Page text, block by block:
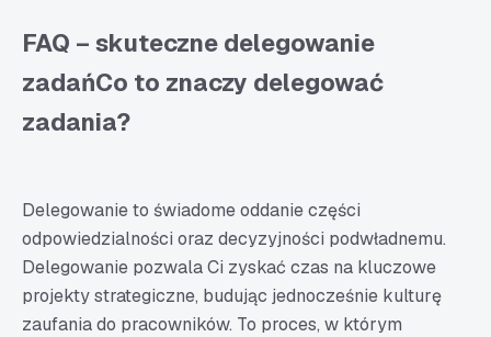
FAQ – skuteczne delegowanie
zadańCo to znaczy delegować
zadania?
Delegowanie to świadome oddanie części
odpowiedzialności oraz decyzyjności podwładnemu.
Delegowanie pozwala Ci zyskać czas na kluczowe
projekty strategiczne, budując jednocześnie kulturę
zaufania do pracowników. To proces, w którym